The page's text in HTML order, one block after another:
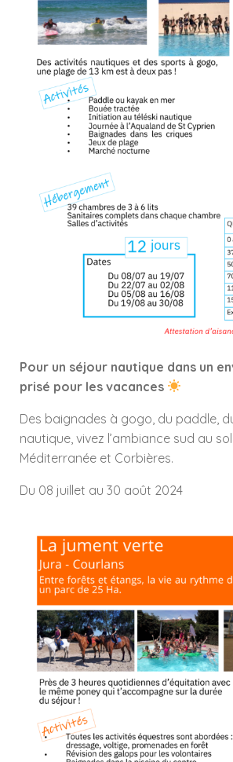
Pour un séjour nautique dans un
prisé pour les vacances
Des baignades à gogo, du paddle,
nautique, vivez l’ambiance sud au
Méditerranée et Corbières.
Du 08 juillet au 30 août 2024